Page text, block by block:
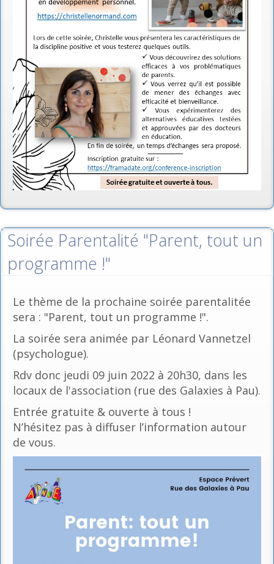
Soirée Parentalité "Parent, tout un
programme !"
Le thème de la prochaine soirée parentalitée
sera : "Parent, tout un programme !".
La soirée sera animée par Léonard Vannetzel
(psychologue).
Rdv donc jeudi 09 juin 2022 à 20h30, dans les
locaux de l'association (rue des Galaxies à Pau).
Entrée gratuite & ouverte à tous !
N’hésitez pas à diffuser l’information autour
de vous.